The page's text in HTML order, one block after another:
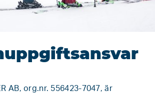
AB, org.nr. 556423-7047, är